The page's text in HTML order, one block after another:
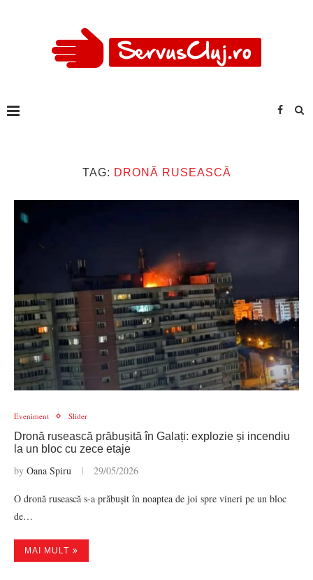
TAG: DRONĂ RUSEASCĂ
Eveniment Slider
Dronă rusească prăbușită în Galați: explozie și incendiu
la un bloc cu zece etaje
by Oana Spiru 29/05/2026
O dronă rusească s-a prăbușit în noaptea de joi spre vineri pe un bloc
de…
MAI MULT